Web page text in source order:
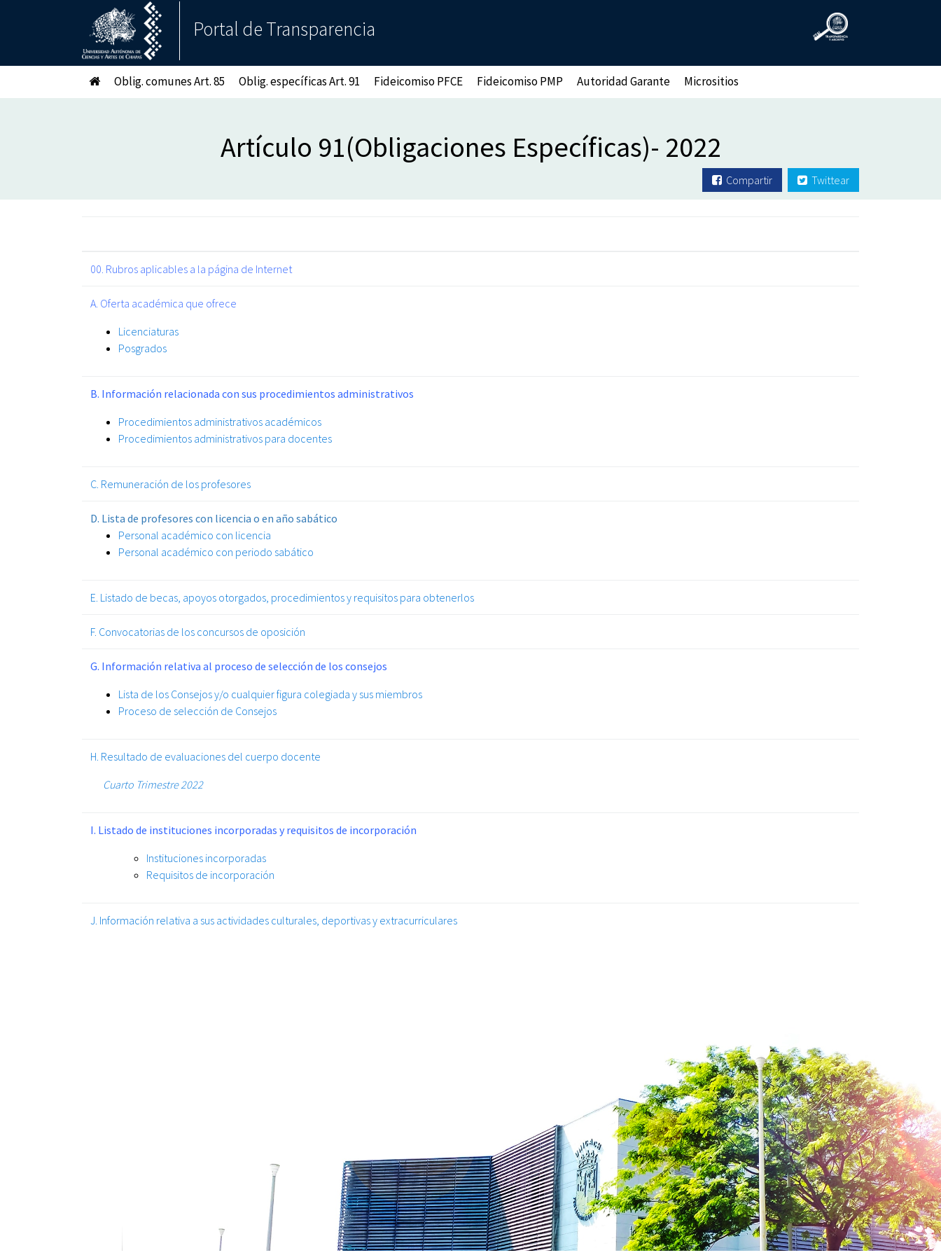
Portal de Transparencia
Oblig. comunes Art. 85 Oblig. específicas Art. 91 Fideicomiso PFCE Fideicomiso PMP Autoridad Garante Micrositios
Artículo 91(Obligaciones Específicas)- 2022
Compartir Twittear
00. Rubros aplicables a la página de Internet
A. Oferta académica que ofrece
Licenciaturas
Posgrados
B. Información relacionada con sus procedimientos administrativos
Procedimientos administrativos académicos
Procedimientos administrativos para docentes
C. Remuneración de los profesores
D. Lista de profesores con licencia o en año sabático
Personal académico con licencia
Personal académico con periodo sabático
E. Listado de becas, apoyos otorgados, procedimientos y requisitos para obtenerlos
F. Convocatorias de los concursos de oposición
G. Información relativa al proceso de selección de los consejos
Lista de los Consejos y/o cualquier figura colegiada y sus miembros
Proceso de selección de Consejos
H. Resultado de evaluaciones del cuerpo docente
Cuarto Trimestre 2022
I. Listado de instituciones incorporadas y requisitos de incorporación
Instituciones incorporadas
Requisitos de incorporación
J. Información relativa a sus actividades culturales, deportivas y extracurriculares